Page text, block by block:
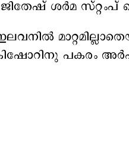
ജിതേഷ് ശർമ
പകരം